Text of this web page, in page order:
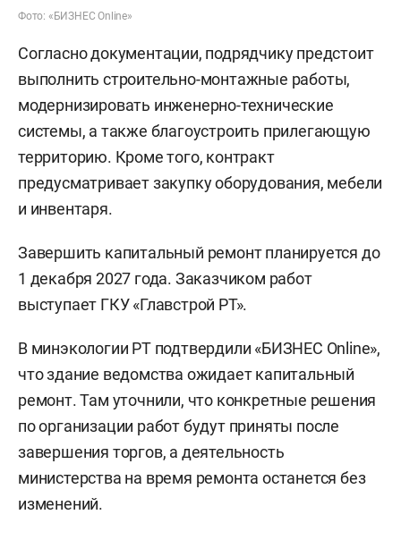
Фото: «БИЗНЕС Online»
Согласно документации, подрядчику предстоит
выполнить строительно-монтажные работы,
модернизировать инженерно-технические
системы, а также благоустроить прилегающую
территорию. Кроме того, контракт
предусматривает закупку оборудования, мебели
и инвентаря.
Завершить капитальный ремонт планируется до
1 декабря 2027 года. Заказчиком работ
выступает ГКУ «Главстрой РТ».
В минэкологии РТ подтвердили «БИЗНЕС Online»,
что здание ведомства ожидает капитальный
ремонт. Там уточнили, что конкретные решения
по организации работ будут приняты после
завершения торгов, а деятельность
министерства на время ремонта останется без
изменений.